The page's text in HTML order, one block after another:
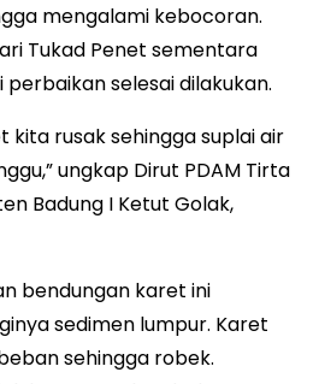
mengalami kebocoran.
Tukad Penet sementara
selesai dilakukan.
kita rusak sehingga suplai air
ungkap Dirut PDAM Tirta
Badung I Ketut Golak,
bendungan karet ini
sedimen lumpur. Karet
sehingga robek.